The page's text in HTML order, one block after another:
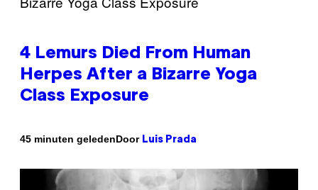
4 Lemurs Died From Human
Herpes After a Bizarre Yoga
Class Exposure
45 minuten geledenDoor Luis Prada